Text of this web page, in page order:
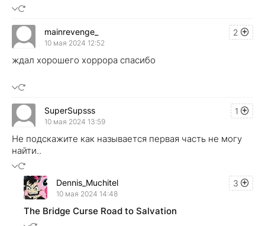
2
mainrevenge_
10 мая 2024 12:52
ждал хорошего хоррора спасибо
1
SuperSupsss
10 мая 2024 13:59
Не подскажите как называется первая часть не могу
найти..
3
Dennis_Muchitel
10 мая 2024 14:48
The Bridge Curse Road to Salvation